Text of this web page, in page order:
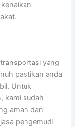
yang
pastikan anda
Untuk
kami sudah
aman dan
pengemudi